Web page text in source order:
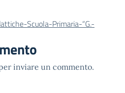
Scuola-Primaria-“G.-
inviare un commento.